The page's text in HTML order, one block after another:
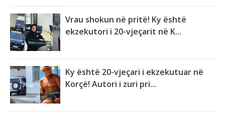
Vrau shokun në pritë! Ky është
ekzekutori i 20-vjeçarit në K...
Ky është 20-vjeçari i ekzekutuar në
Korçë! Autori i zuri pri...